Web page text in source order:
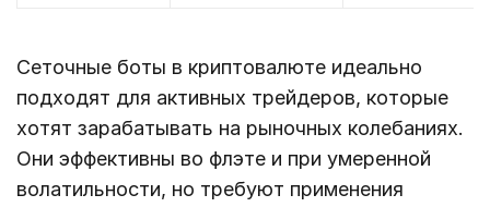
Сеточные боты в криптовалюте идеально
подходят для активных трейдеров, которые
хотят зарабатывать на рыночных колебаниях.
Они эффективны во флэте и при умеренной
волатильности, но требуют применения